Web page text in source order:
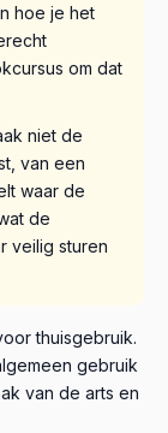
hoe je het
om dat
niet de
van een
waar de
de
veilig sturen
thuisgebruik.
gebruik
van de arts en